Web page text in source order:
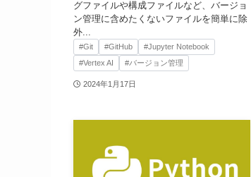
グファイルや構成ファイルなど、バージョ
ン管理に含めたくないファイルを簡単に除
外...
#Git #GitHub
#Jupyter Notebook
#Vertex AI
#バージョン管理
2024年1月17日